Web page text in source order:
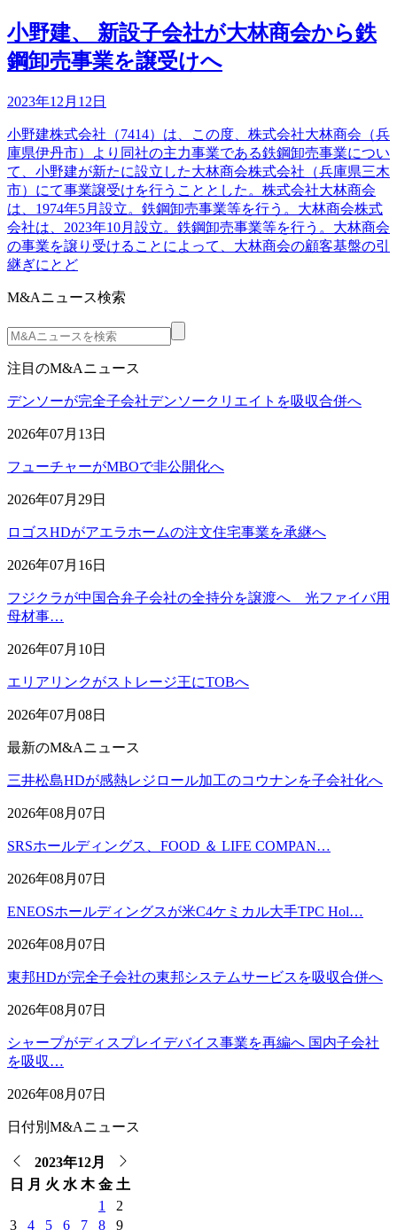
小野建、 新設子会社が大林商会から鉄
鋼卸売事業を譲受けへ
2023年12月12日
小野建株式会社（7414）は、この度、株式会社大林商会（兵
庫県伊丹市）より同社の主力事業である鉄鋼卸売事業につい
て、小野建が新たに設立した大林商会株式会社（兵庫県三木
市）にて事業譲受けを行うこととした。株式会社大林商会
は、1974年5月設立。鉄鋼卸売事業等を行う。大林商会株式
会社は、2023年10月設立。鉄鋼卸売事業等を行う。大林商会
の事業を譲り受けることによって、大林商会の顧客基盤の引
継ぎにとど
M&Aニュース検索
注目のM&Aニュース
デンソーが完全子会社デンソークリエイトを吸収合併へ
2026年07月13日
フューチャーがMBOで非公開化へ
2026年07月29日
ロゴスHDがアエラホームの注文住宅事業を承継へ
2026年07月16日
フジクラが中国合弁子会社の全持分を譲渡へ 光ファイバ用
母材事…
2026年07月10日
エリアリンクがストレージ王にTOBへ
2026年07月08日
最新のM&Aニュース
三井松島HDが感熱レジロール加工のコウナンを子会社化へ
2026年08月07日
SRSホールディングス、FOOD ＆ LIFE COMPAN…
2026年08月07日
ENEOSホールディングスが米C4ケミカル大手TPC Hol…
2026年08月07日
東邦HDが完全子会社の東邦システムサービスを吸収合併へ
2026年08月07日
シャープがディスプレイデバイス事業を再編へ 国内子会社
を吸収…
2026年08月07日
日付別M&Aニュース
2023年12月
日
月 火 水 木 金 土
1
2
3
4 5 6 7 8
9